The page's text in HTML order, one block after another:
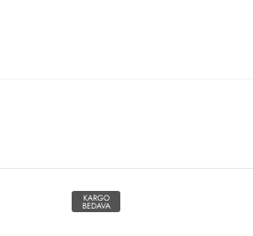
KARGO
BEDAVA